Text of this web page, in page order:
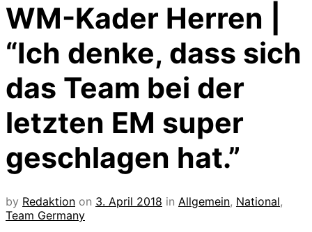
WM-Kader Herren |
“Ich denke, dass sich
das Team bei der
letzten EM super
geschlagen hat.”
by Redaktion on 3. April 2018 in Allgemein, National,
Team Germany